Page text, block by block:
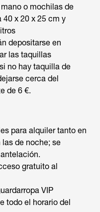
o mochilas de
40 x 20 x 25 cm y
depositarse en
las taquillas
no hay taquilla de
cerca del
de 6 €.
para alquiler tanto en
de noche; se
gratuito al
VIP
todo el horario del